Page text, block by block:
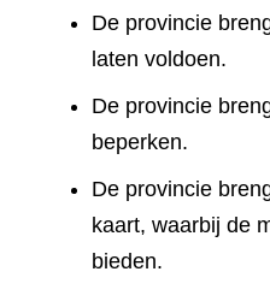
De provincie
laten voldoen.
De provincie
beperken.
De provincie
kaart, waarbij de
bieden.